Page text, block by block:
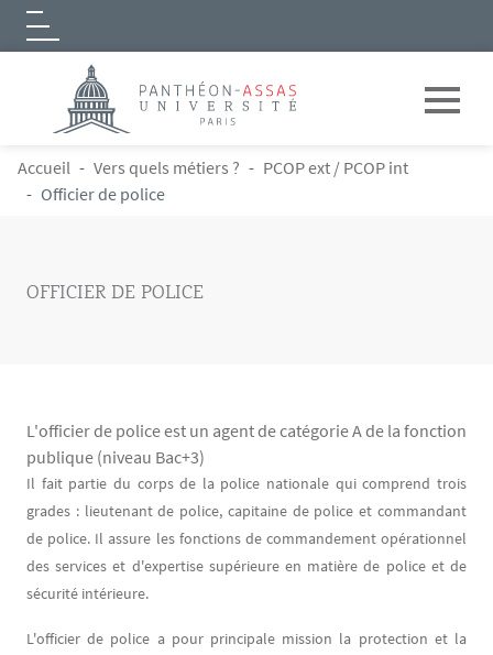
Aller au contenu principal
Logo
FIL D'ARIANE
Accueil Vers quels métiers ?
PCOP ext / PCOP int
Officier de police
OFFICIER DE POLICE
L'officier de police est un agent de catégorie A de la fonction
publique (niveau Bac+3)
Contenu
Texte
Il fait partie du corps de la police nationale qui comprend trois
grades : lieutenant de police, capitaine de police et commandant
de police. Il assure les fonctions de commandement opérationnel
des services et d'expertise supérieure en matière de police et de
sécurité intérieure.
L'officier de police a pour principale mission la protection et la